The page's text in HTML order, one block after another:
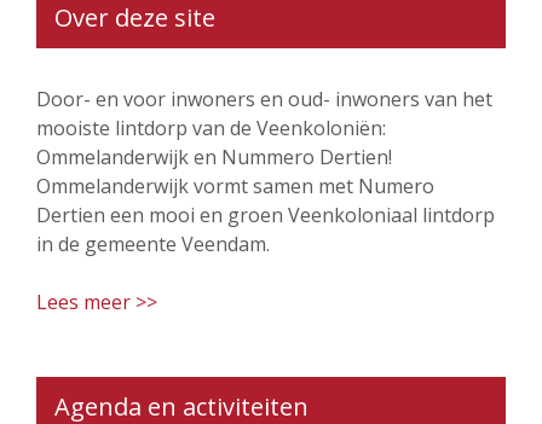
Over deze site
Door- en voor inwoners en oud- inwoners van het
mooiste lintdorp van de Veenkoloniën:
Ommelanderwijk en Nummero Dertien!
Ommelanderwijk vormt samen met Numero
Dertien een mooi en groen Veenkoloniaal lintdorp
in de gemeente Veendam.
Lees meer >>
Agenda en activiteiten